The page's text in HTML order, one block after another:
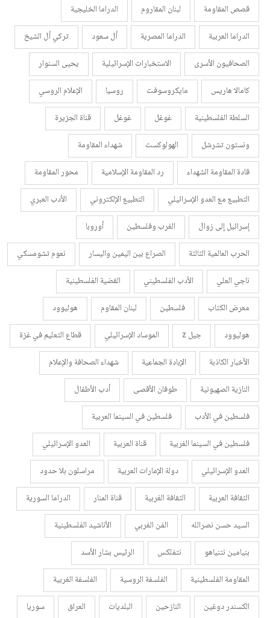
قصص المقاومة
لبنان المقاروم
الدراما الخليجية
الدراما العربية
الدراما المصرية أل سعود
تركي أل الشيخ
الصحافيون الأسرى
الاستخبارات الإسرائيلية
يحيى السنوار
كامالا هاريس
مايكروسوفت روسيا
الإعلام الروسي
السلطة الفلسطينية
غوغل غوغل
قناة الجزيرة
ونستون تشرشل
الهولوكست
شهداء المقاومة
قادة المقاومة الشهداء
رد المقاومة الإسلامية
محور المقاومة
التطبيع مع العدو الإسرائيلي
التطبيع الإلكتروني
الأدب العبري
إسرائيل إلى زوال
الغرب وفلسطين
أوروبا
الحرب العالمية الثالثة
الصراع بين اليمين واليسار
نعوم تشومسكي
ناجي العلي
الأدب الفلسطيني
القضية الفلسطينية
معرض الكتاب
فلسطين لبنان المقاوم
هوليوود
هوليوود
جيل z الموساد الإسرائيلي
قطاع التعليم في غزة
الأخبار الكاذبة
الإبادة الجماعية
شهداء الصحافة والإعلام
النازية الصهيونية
طوفان الأقصى
أدب الأطفال
فلسطين في الأدب
فلسطين في السينما العربية
فلسطين في السينما الغربية
قناة العربية
العدو الإسرائيلي
العدو الإسرائيلي
دولة الإمارات العربية
مراسلون بلا حدود
الثقافة العربية
الثقافة الغربية قناة المنار
الدراما السورية
السيد حسن نصرالله
الفن الغربي
الأناشيد الفلسطينية
بنيامين نتنياهو
نتفلكس
الرئيس بشار الأسد
المقاومة الفلسطينية
الفلسفة الروسية
الفلسفة الغربية
الكسندر دوغين
النازحين البلديات العراق
سوريا